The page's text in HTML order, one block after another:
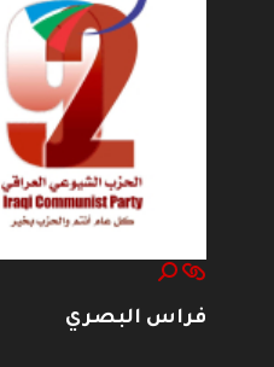
فراس البصري